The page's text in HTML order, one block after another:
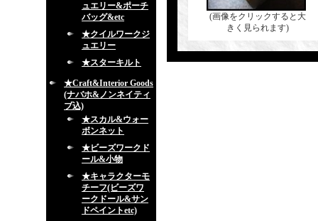
ュエリー&ポーチ
バッグ&etc
★クイルワークジ
ュエリー
★スターキルト
★Craft&Interior Goods
(ナバホ&ノンネイティ
ブ込)
★スカル&ウォー
ボンネット
★ビーズワークド
ール&小物
★キャラクターモ
チーフ(ビーズワ
ークドール&サン
ドペイントetc)
(画像をクリックすると大
きく見られます)